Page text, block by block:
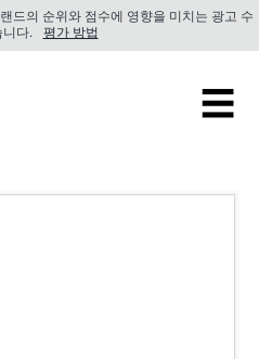
드의 순위와 점수에 영향을 미치는 광고 수
니다.
평가 방법
☰